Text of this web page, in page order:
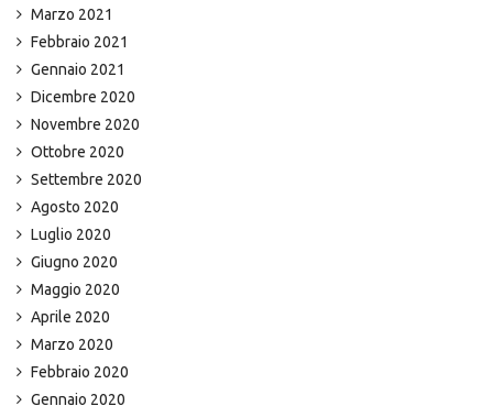
Marzo 2021
Febbraio 2021
Gennaio 2021
Dicembre 2020
Novembre 2020
Ottobre 2020
Settembre 2020
Agosto 2020
Luglio 2020
Giugno 2020
Maggio 2020
Aprile 2020
Marzo 2020
Febbraio 2020
Gennaio 2020